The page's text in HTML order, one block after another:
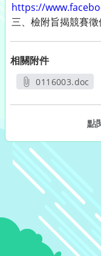
https://
三、檢附旨揭競賽徵
相關附件
0116003.doc
點